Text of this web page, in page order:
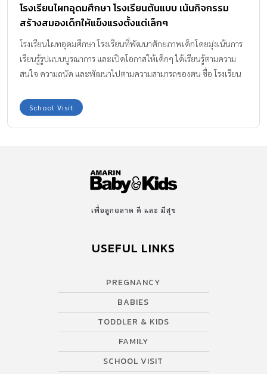
โรงเรียนไผทอุดมศึกษา โรงเรียนต้นแบบ เน้นกิจกรรม
สร้างสมองเด็กให้แข็งแรงตั้งแต่เล็กๆ
โรงเรียนไผทอุดมศึกษา โรงเรียนที่พัฒนาศักยภาพเด็กโดยมุ่งเน้นการ
เรียนรู้รูปแบบบูรณาการ และเปิดโอกาสให้เด็กๆ ได้เรียนรู้ตามความ
สนใจ ความถนัด และพัฒนาไปตามความสามารถของตน ชื่อ โรงเรียน
เป็นสถานศึกษาของประเทศ สร้างทรัพยากรมนุษย์ให้มีคุณภาพ เป็น
โรงเรียนต้นแบบดีๆที่เน้นให้เด็กๆกระจายกันเป็นกลุ่มและเป็นผู้นำใน
โรงเรียนไผทอุดมศึกษากันค่ะ โรงเรียนไผทอุดมศึกษา เปิดสอนตั้งแต่
ระดับชั้นเตรียมอนุบาล – มัธยมศึกษาปีที่ 3 ก่อตั้งโดย พล.ต.อ.เผ่า และ
คุณหญิงอุดมลักษณ์ ศรียานนท์ เมื่อวันที่ 2 พฤษภาคม พ.ศ. 2514 ด้วย
ศูนย์กลางที่มีคุณครูเป็นที่ปรึกษา หน้าที่ของครูคือ การสังเกต บันทึก
ผลคือทำให้เกิดการพัฒนาตัวนักเรียนเอง และปรับปรุงคุณภาพการ
เรียนการสอนของตัวคุณครูเองเช่นเดียวกัน บรรยากาศรอบๆ โรงเรียน
การเรียนรู้แบบบูรณาการของเด็กอนุบาล สมรรถนะสู่ศักยภาพ (ของ
School Visit
เพื่อลูกฉลาด ดี และ มีสุข
USEFUL LINKS
PREGNANCY
BABIES
TODDLER & KIDS
FAMILY
SCHOOL VISIT